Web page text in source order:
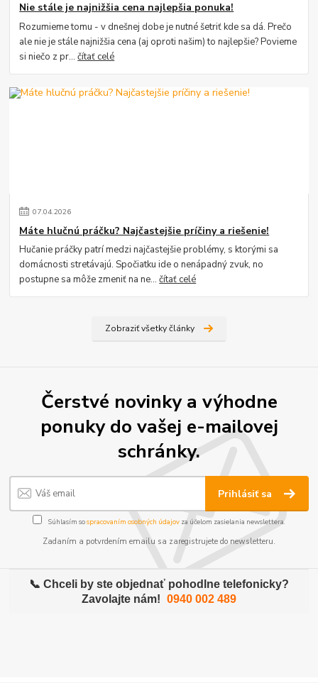
Nie stále je najnižšia cena najlepšia ponuka!
Rozumieme tomu - v dnešnej dobe je nutné šetriť kde sa dá. Prečo
ale nie je stále najnižšia cena (aj oproti našim) to najlepšie? Povieme
si niečo z pr...čítať celé
07.04.2026
Máte hlučnú práčku? Najčastejšie príčiny a riešenie!
Hučanie práčky patrí medzi najčastejšie problémy, s ktorými sa
domácnosti stretávajú. Spočiatku ide o nenápadný zvuk, no
postupne sa môže zmeniť na ne...čítať celé
Zobraziť všetky články
Čerstvé novinky a výhodne
ponuky do vašej e-mailovej
schránky.
Prihlásiť sa
Súhlasím sospracovaním osobných údajov za účelom zasielania newslettera.
Zadaním a potvrdením emailu sa zaregistrujete do newsletteru.
📞 Chceli by ste objednať pohodlne telefonicky?
Zavolajte nám! 0940 002 489